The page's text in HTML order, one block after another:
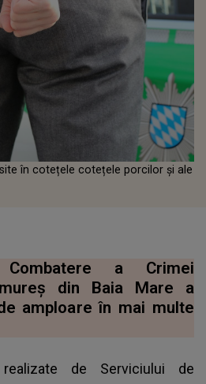
în cotețele cotețele porcilor și ale
a Crimei
din Baia Mare a
amploare în mai multe
de Serviciului de